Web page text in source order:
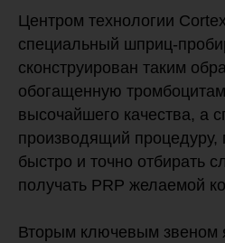
Центром технологии
специальный шприц-
сконструирован таким
обогащенную
высочайшего качества, а
производящий процедуру,
быстро и точно отбирать
получать PRP желаемой
Вторым ключевым звеном